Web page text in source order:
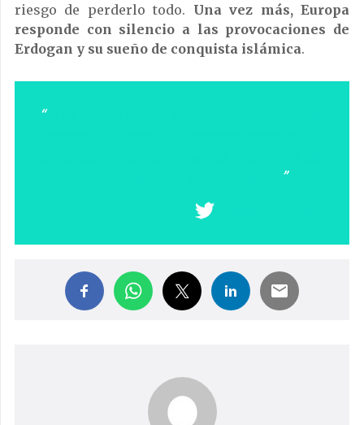
riesgo de perderlo todo. Una vez más, Europa
responde con silencio a las provocaciones de
Erdogan y su sueño de conquista islámica.